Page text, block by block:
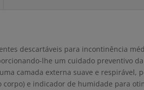
descartáveis para incontinência
lhe um cuidado preventivo
camada externa suave e respirável,
e indicador de humidade para